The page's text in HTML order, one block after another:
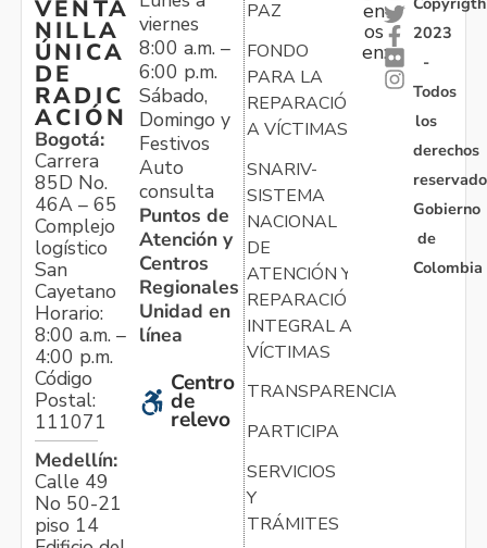
VENTA
NILLA
ÚNICA
DE
RADIC
ACIÓN
Bogotá:
Carrera
85D No.
46A – 65
Complejo
logístico
San
Cayetano
Horario:
8:00 a.m. –
4:00 p.m.
Código
Postal:
111071
Medellín:
Calle 49
No 50-21
piso 14
viernes
8:00 a.m. –
6:00 p.m.
Sábado,
Domingo y
Festivos
Auto
consulta
Puntos de
Atención y
Centros
Regionales
Unidad en
línea
Centro
de
relevo
PAZ
FONDO
PARA LA
REPARACIÓN
A VÍCTIMAS
SNARIV-
SISTEMA
NACIONAL
DE
ATENCIÓN Y
REPARACIÓN
INTEGRAL A
VÍCTIMAS
TRANSPARENCIA
PARTICIPA
SERVICIOS
Y
TRÁMITES
en
os
en:
2023
-
Todos
los
derechos
Gobierno
de
Colombia